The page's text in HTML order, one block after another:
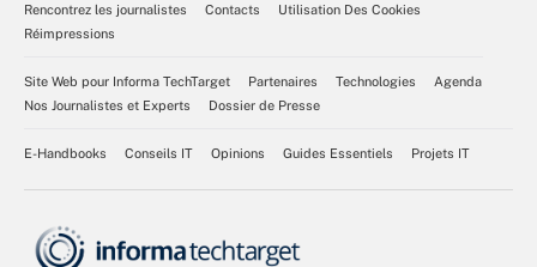
Rencontrez les journalistes
Contacts
Utilisation Des Cookies
Réimpressions
Site Web pour Informa TechTarget Partenaires Technologies
Agenda
Nos Journalistes et Experts
Dossier de Presse
E-Handbooks Conseils IT Opinions Guides Essentiels Projets IT